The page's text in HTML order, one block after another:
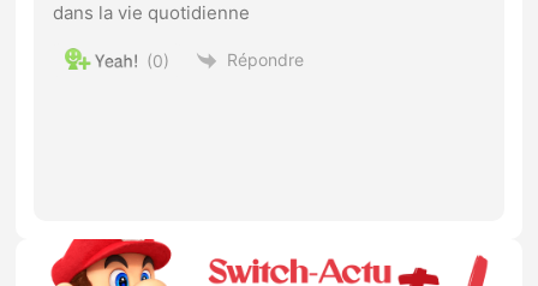
dans la vie quotidienne
0 Répondre